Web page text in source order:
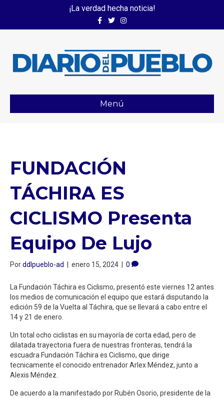
¡La verdad hecha noticia!
FacebookTwitterInstagram
Menú
FUNDACIÓN
TÁCHIRA ES
CICLISMO Presenta
Equipo De Lujo
Porddlpueblo-ad | enero 15, 2024 | 0
La Fundación Táchira es Ciclismo, presentó este viernes 12 antes
los medios de comunicación el equipo que estará disputando la
edición 59 de la Vuelta al Táchira, que se llevará a cabo entre el
14 y 21 de enero.
Un total ocho ciclistas en su mayoría de corta edad, pero de
dilatada trayectoria fuera de nuestras fronteras, tendrá la
escuadra Fundación Táchira es Ciclismo, que dirige
tecnicamente el conocido entrenador Arlex Méndez, junto a
Alexis Méndez.
De acuerdo a la manifestado por Rubén Osorio, presidente de la